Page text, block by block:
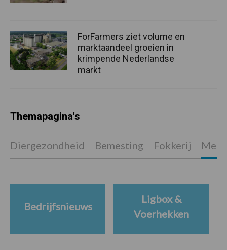
ForFarmers ziet volume en
marktaandeel groeien in
krimpende Nederlandse
markt
Themapagina's
Diergezondheid Bemesting Fokkerij
Bedrijfsnieuws
Ligbox &
Voerhekken